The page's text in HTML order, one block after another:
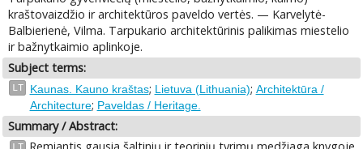
kraštovaizdžio ir architektūros paveldo vertės. — Karvelytė-
Balbierienė, Vilma. Tarpukario architektūrinis palikimas miestelio
ir bažnytkaimio aplinkoje.
Subject terms:
LT Kaunas. Kauno kraštas; Lietuva (Lithuania); Architektūra /
Architecture; Paveldas / Heritage.
Summary / Abstract:
LT